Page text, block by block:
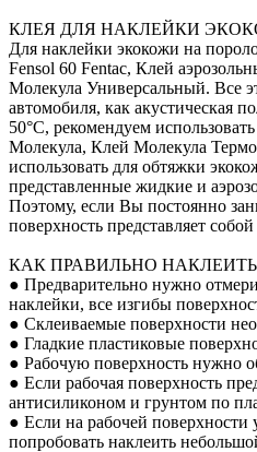
КЛЕЯ ДЛЯ НАКЛЕЙКИ
Для наклейки экокожи на
Fensol 60 Fentac, Клей
Молекула Универсальный. Все
автомобиля, как акустическая
50°С, рекомендуем
Молекула, Клей Молекула
использовать для обтяжки
представленные жидкие и
Поэтому, если Вы постоянно
поверхность представляет
КАК ПРАВИЛЬНО
● Предварительно нужно
наклейки, все изгибы
● Склеиваемые поверхности
● Гладкие пластиковые
● Рабочую поверхность нужно
● Если рабочая поверхность
антисиликоном и грунтом по
● Если на рабочей
попробовать наклеить